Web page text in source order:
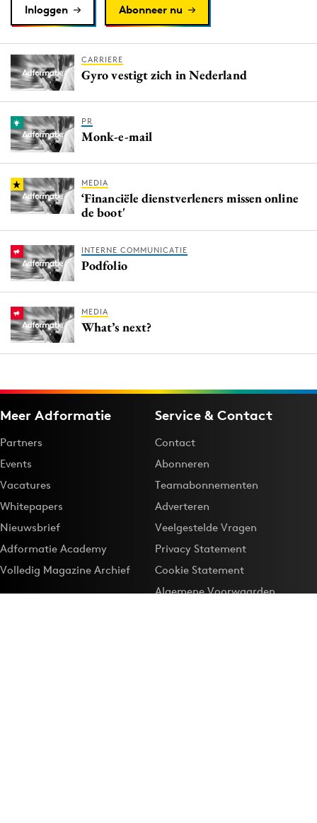
Inloggen Abonneer nu
CARRIERE
Gyro vestigt zich in Nederland
PR
Monk-e-mail
MEDIA
‘Financiële dienstverleners missen online
de boot'
INTERNE COMMUNICATIE
Podfolio
MEDIA
What’s next?
Meer Adformatie
Partners
Events
Vacatures
Whitepapers
Nieuwsbrief
Adformatie Academy
Volledig Magazine Archief
Service & Contact
Contact
Abonneren
Teamabonnementen
Adverteren
Veelgestelde Vragen
Privacy Statement
Cookie Statement
Algemene Voorwaarden